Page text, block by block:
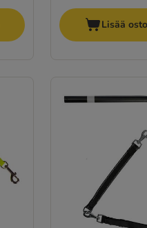
Lisää